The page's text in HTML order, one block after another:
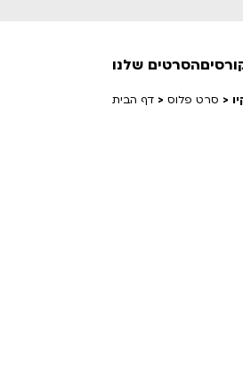
הסרטים שלנו
דף הבית > סרט פלוס >